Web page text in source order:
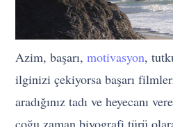
Azim, başarı,motivasyon,
ilginizi çekiyorsa başarı
aradığınız tadı ve heyecanı
çoğu zaman biyografi türü